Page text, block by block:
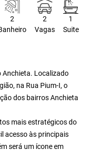
2
2
Vagas
1
Suite
Anchieta. Localizado
na Rua Pium-I, o
dos bairros Anchieta
mais estratégicos do
acesso às principais
será um ícone em